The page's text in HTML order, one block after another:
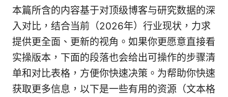
本篇所含的内容基于对顶级博客与研究数据的深
入对比，结合当前（2026年）行业现状，力求
提供更全面、更新的视角。如果你更愿意直接看
实操版本，下面的段落也会给出可操作的步骤清
单和对比表格，方便你快速决策。为帮助你快速
获取更多信息，以下是一些有用的资源（文本格